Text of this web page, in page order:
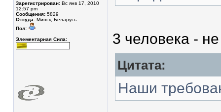
Зарегистрирован: Вс янв 17, 2010
12:57 pm
Сообщения: 5829
Откуда: Минск, Беларусь
Пол:
Элементарная Сила:
3 человека -
Цитата:
Наши